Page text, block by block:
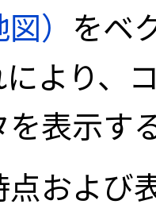
） をベ
により、
表示す
および